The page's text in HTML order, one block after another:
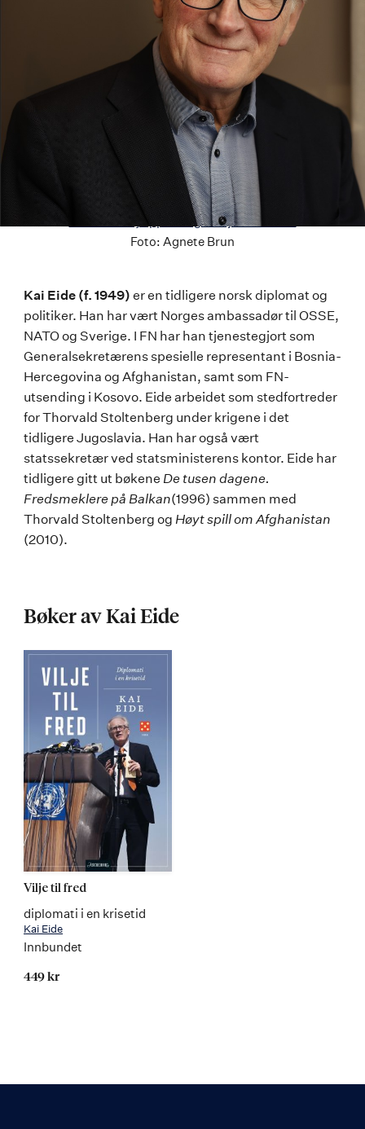
Last ned høyoppløselig versjon av bildet
Foto: Agnete Brun
Kai
Eide
Kai Eide (f. 1949) er en tidligere norsk diplomat og
politiker. Han har vært Norges ambassadør til OSSE,
NATO og Sverige. I FN har han tjenestegjort som
Generalsekretærens spesielle representant i Bosnia-
Hercegovina og Afghanistan, samt som FN-
utsending i Kosovo. Eide arbeidet som stedfortreder
for Thorvald Stoltenberg under krigene i det
tidligere Jugoslavia. Han har også vært
statssekretær ved statsministerens kontor. Eide har
tidligere gitt ut bøkene De tusen dagene.
Fredsmeklere på Balkan(1996) sammen med
Thorvald Stoltenberg og Høyt spill om Afghanistan
(2010).
Bøker av Kai Eide
Vilje til fred
diplomati i en krisetid
Kai Eide
Innbundet
449 kr